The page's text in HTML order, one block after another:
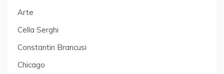
Arte
Cella Serghi
Constantin Brancusi
Chicago